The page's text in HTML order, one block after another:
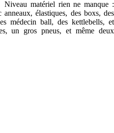
Niveau matériel rien ne manque :
élastiques, des boxs, des
médecin ball, des kettlebells, et
un gros pneus, et même deux